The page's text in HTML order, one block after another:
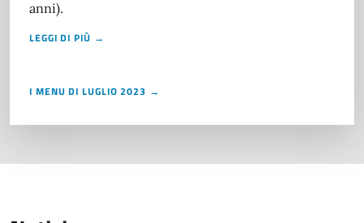
anni).
LEGGI DI PIÙ →
I MENU DI LUGLIO 2023 →